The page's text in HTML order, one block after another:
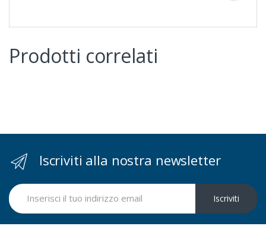
Prodotti correlati
Iscriviti alla nostra newsletter
Iscriviti